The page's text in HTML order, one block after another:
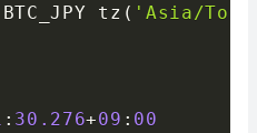
BTC_JPY tz ( 'Asia/
: 30.276+09 : 00